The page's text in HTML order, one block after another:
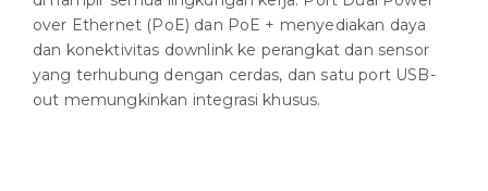
over Ethernet (PoE) dan PoE + menyediakan daya
dan konektivitas downlink ke perangkat dan sensor
yang terhubung dengan cerdas, dan satu port USB-
out memungkinkan integrasi khusus.